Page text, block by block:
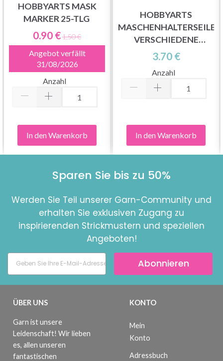
HOBBYARTS MASK
MARKER 25-TLG
0.90 €1.50 €
Angebot verfällt
31/08/2026
Anzahl
In den Warenkorb
HOBBYARTS
MASCHENHALTERSEILE,
VERSCHIEDENE
FARBEN, 2 MM, 100 CM,
3.70 €
Anzahl
In den Warenkorb
Sparen Sie bis zu 50%
Werden Sie Teil unserer Garn-Community und
erhalten Sie exklusiven Zugang zu
inspirierenden Strickmustern und speziellen
Angeboten!
Abonnieren
ÜBER UNS
Garn ist unsere
Leidenschaft! Wir lieben
es, allen unseren
fantastischen
KONTO
Mein
Konto
Adressbuch